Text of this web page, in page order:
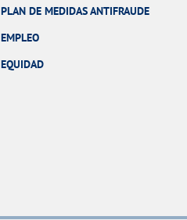
PLAN DE MEDIDAS ANTIFRAUDE
EMPLEO
EQUIDAD